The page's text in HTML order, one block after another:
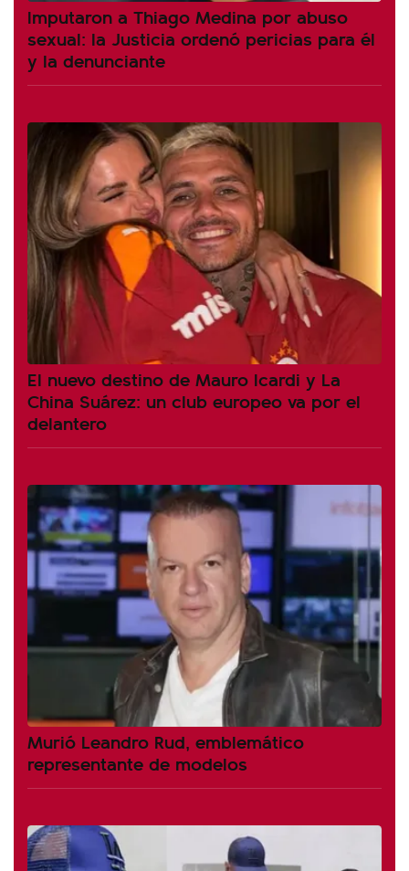
Imputaron a Thiago Medina por abuso
sexual: la Justicia ordenó pericias para él
y la denunciante
El nuevo destino de Mauro Icardi y La
China Suárez: un club europeo va por el
delantero
Murió Leandro Rud, emblemático
representante de modelos